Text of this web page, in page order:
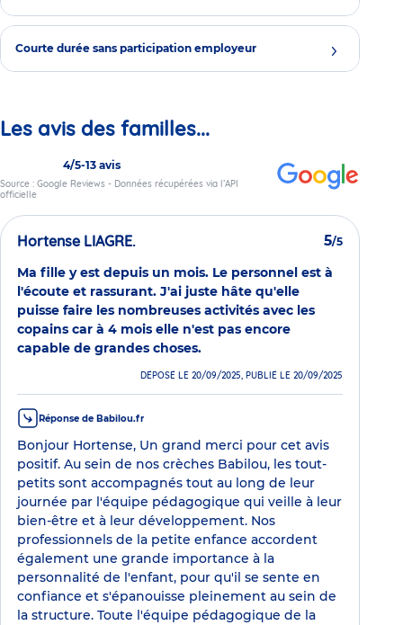
Courte durée sans participation employeur
Les avis des familles...
4/5-13 avis
Source : Google Reviews - Données récupérées via l’API
officielle
Hortense LIAGRE. 5/5
Ma fille y est depuis un mois. Le personnel est à
l'écoute et rassurant. J'ai juste hâte qu'elle
puisse faire les nombreuses activités avec les
copains car à 4 mois elle n'est pas encore
capable de grandes choses.
DÉPOSÉ LE 20/09/2025, PUBLIÉ LE 20/09/2025
Réponse de Babilou.fr
Bonjour Hortense, Un grand merci pour cet avis
positif. Au sein de nos crèches Babilou, les tout-
petits sont accompagnés tout au long de leur
journée par l'équipe pédagogique qui veille à leur
bien-être et à leur développement. Nos
professionnels de la petite enfance accordent
également une grande importance à la
personnalité de l'enfant, pour qu'il se sente en
confiance et s'épanouisse pleinement au sein de
la structure. Toute l'équipe pédagogique de la